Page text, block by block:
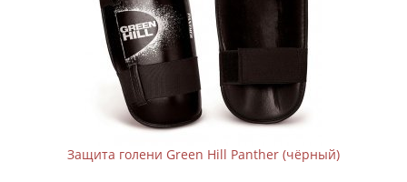
Защита голени Green Hill Panther (чёрный)